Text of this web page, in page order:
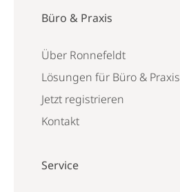
Büro & Praxis
Über Ronnefeldt
Lösungen für Büro & Praxis
Jetzt registrieren
Kontakt
Service